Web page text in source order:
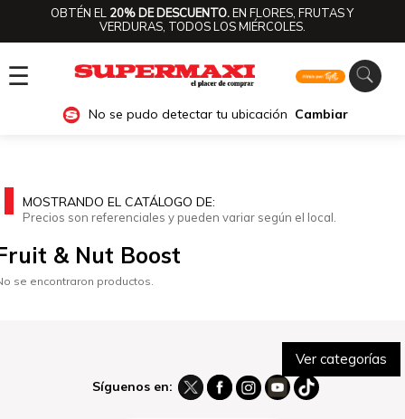
OBTÉN EL 20% DE DESCUENTO.EN FLORES, FRUTAS Y
VERDURAS, TODOS LOS MIÉRCOLES.
☰
No se pudo detectar tu ubicación Cambiar
Ver categorías
MOSTRANDO EL CATÁLOGO DE:
Precios son referenciales y pueden variar según el local.
& Nut Boost
se encontraron productos.
Síguenos en: